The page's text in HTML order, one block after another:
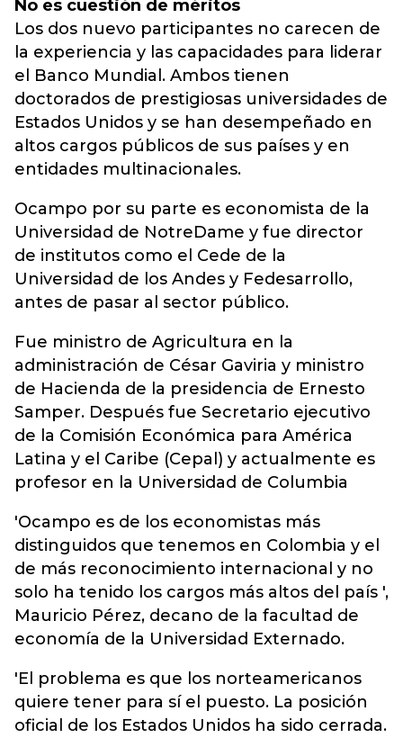
No es cuestión de méritos
Los dos nuevo participantes no carecen de
la experiencia y las capacidades para liderar
el Banco Mundial. Ambos tienen
doctorados de prestigiosas universidades de
Estados Unidos y se han desempeñado en
altos cargos públicos de sus países y en
entidades multinacionales.
Ocampo por su parte es economista de la
Universidad de NotreDame y fue director
de institutos como el Cede de la
Universidad de los Andes y Fedesarrollo,
antes de pasar al sector público.
Fue ministro de Agricultura en la
administración de César Gaviria y ministro
de Hacienda de la presidencia de Ernesto
Samper. Después fue Secretario ejecutivo
de la Comisión Económica para América
Latina y el Caribe (Cepal) y actualmente es
profesor en la Universidad de Columbia
'Ocampo es de los economistas más
distinguidos que tenemos en Colombia y el
de más reconocimiento internacional y no
solo ha tenido los cargos más altos del país ',
Mauricio Pérez, decano de la facultad de
economía de la Universidad Externado.
'El problema es que los norteamericanos
quiere tener para sí el puesto. La posición
oficial de los Estados Unidos ha sido cerrada.